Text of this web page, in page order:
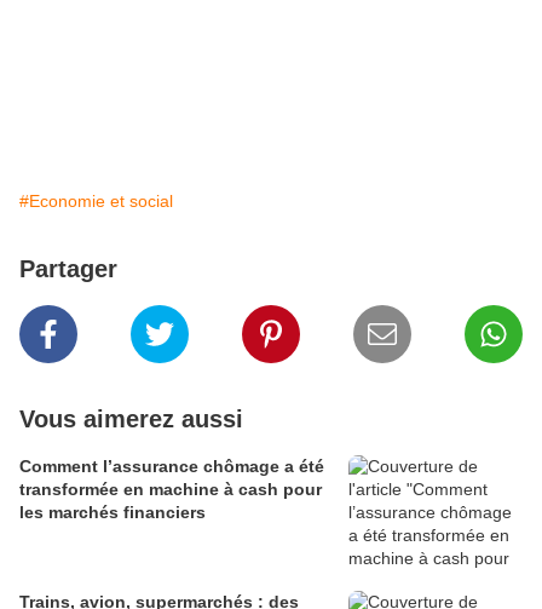
#Economie et social
Partager
Vous aimerez aussi
Comment l’assurance chômage a été
transformée en machine à cash pour
les marchés financiers
Trains, avion, supermarchés : des